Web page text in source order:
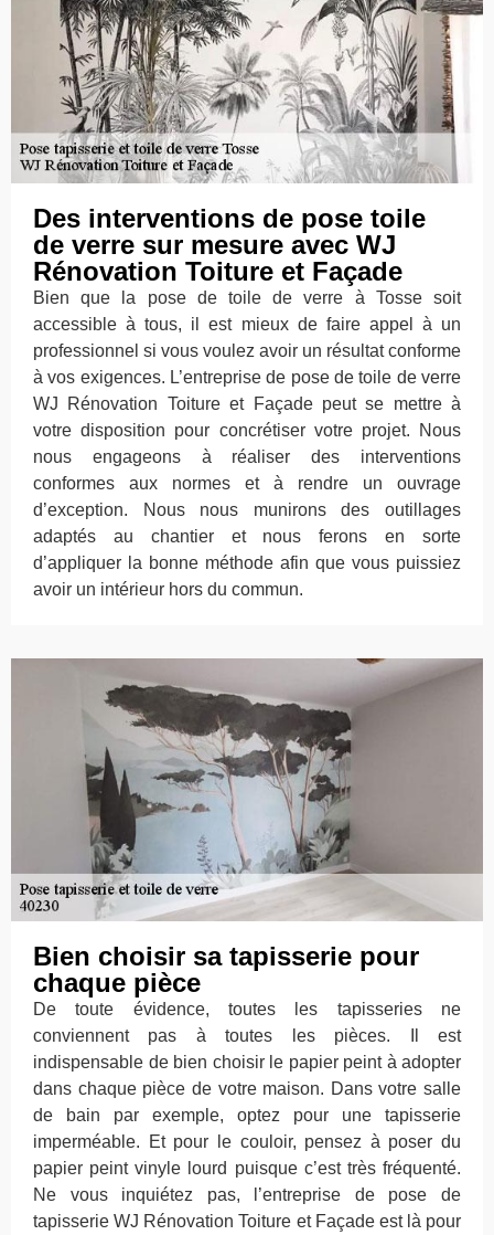
Des interventions de pose toile
de verre sur mesure avec WJ
Rénovation Toiture et Façade
Bien que la pose de toile de verre à Tosse soit
accessible à tous, il est mieux de faire appel à un
professionnel si vous voulez avoir un résultat conforme
à vos exigences. L’entreprise de pose de toile de verre
WJ Rénovation Toiture et Façade peut se mettre à
votre disposition pour concrétiser votre projet. Nous
nous engageons à réaliser des interventions
conformes aux normes et à rendre un ouvrage
d’exception. Nous nous munirons des outillages
adaptés au chantier et nous ferons en sorte
d’appliquer la bonne méthode afin que vous puissiez
avoir un intérieur hors du commun.
Bien choisir sa tapisserie pour
chaque pièce
De toute évidence, toutes les tapisseries ne
conviennent pas à toutes les pièces. Il est
indispensable de bien choisir le papier peint à adopter
dans chaque pièce de votre maison. Dans votre salle
de bain par exemple, optez pour une tapisserie
imperméable. Et pour le couloir, pensez à poser du
papier peint vinyle lourd puisque c’est très fréquenté.
Ne vous inquiétez pas, l’entreprise de pose de
tapisserie WJ Rénovation Toiture et Façade est là pour